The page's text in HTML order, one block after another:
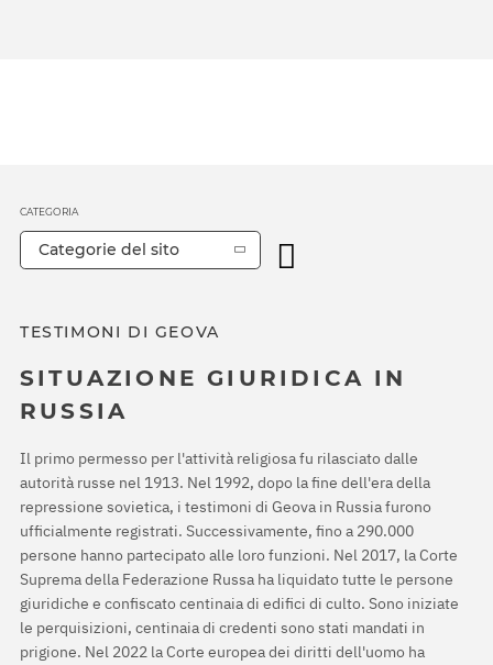
TESTIMONI DI GEOVA
SITUAZIONE GIURIDICA IN
RUSSIA
Il primo permesso per l'attività religiosa fu rilasciato dalle
autorità russe nel 1913. Nel 1992, dopo la fine dell'era della
repressione sovietica, i testimoni di Geova in Russia furono
ufficialmente registrati. Successivamente, fino a 290.000
persone hanno partecipato alle loro funzioni. Nel 2017, la Corte
Suprema della Federazione Russa ha liquidato tutte le persone
giuridiche e confiscato centinaia di edifici di culto. Sono iniziate
le perquisizioni, centinaia di credenti sono stati mandati in
prigione. Nel 2022 la Corte europea dei diritti dell'uomo ha
CATEGORIA
Categorie del sito